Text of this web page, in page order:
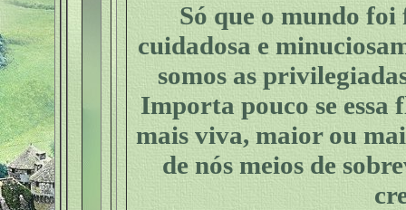
Só que o mundo
cuidadosa e
somos as
Importa pouco se essa
mais viva, maior ou
de nós meios de